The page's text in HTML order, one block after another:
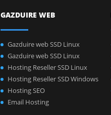
GAZDUIRE WEB
Gazduire web SSD Linux
Gazduire web SSD Linux
Hosting Reseller SSD Linux
Hosting Reseller SSD Windows
Hosting SEO
Email Hosting